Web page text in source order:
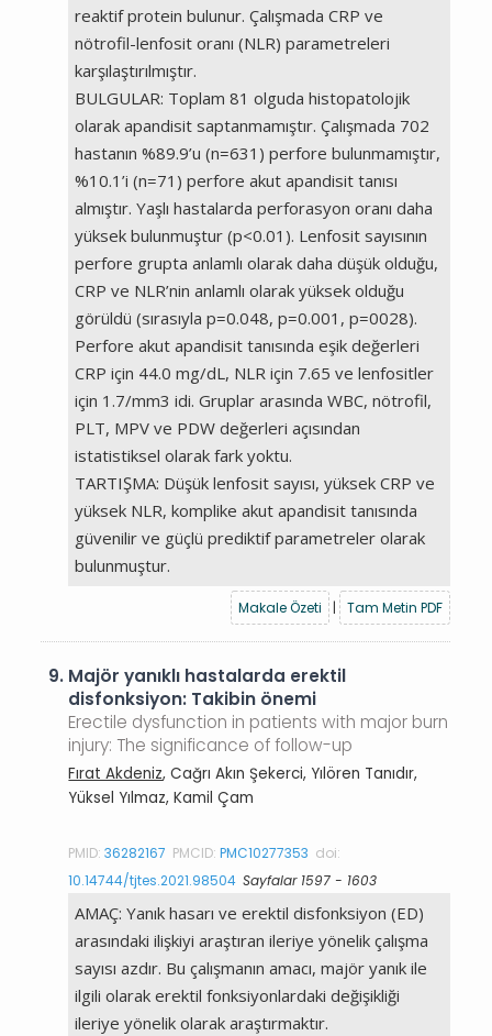
reaktif protein bulunur. Çalışmada CRP ve
nötrofil-lenfosit oranı (NLR) parametreleri
karşılaştırılmıştır.
BULGULAR: Toplam 81 olguda histopatolojik
olarak apandisit saptanmamıştır. Çalışmada 702
hastanın %89.9’u (n=631) perfore bulunmamıştır,
%10.1’i (n=71) perfore akut apandisit tanısı
almıştır. Yaşlı hastalarda perforasyon oranı daha
yüksek bulunmuştur (p<0.01). Lenfosit sayısının
perfore grupta anlamlı olarak daha düşük olduğu,
CRP ve NLR’nin anlamlı olarak yüksek olduğu
görüldü (sırasıyla p=0.048, p=0.001, p=0028).
Perfore akut apandisit tanısında eşik değerleri
CRP için 44.0 mg/dL, NLR için 7.65 ve lenfositler
için 1.7/mm3 idi. Gruplar arasında WBC, nötrofil,
PLT, MPV ve PDW değerleri açısından
istatistiksel olarak fark yoktu.
TARTIŞMA: Düşük lenfosit sayısı, yüksek CRP ve
yüksek NLR, komplike akut apandisit tanısında
güvenilir ve güçlü prediktif parametreler olarak
bulunmuştur.
Makale Özeti | Tam Metin PDF
9. Majör yanıklı hastalarda erektil
disfonksiyon: Takibin önemi
Erectile dysfunction in patients with major burn
injury: The significance of follow-up
Fırat Akdeniz, Cağrı Akın Şekerci, Yılören Tanıdır,
Yüksel Yılmaz, Kamil Çam
PMID:36282167 PMCID:PMC10277353 doi:
10.14744/tjtes.2021.98504 Sayfalar 1597 - 1603
AMAÇ: Yanık hasarı ve erektil disfonksiyon (ED)
arasındaki ilişkiyi araştıran ileriye yönelik çalışma
sayısı azdır. Bu çalışmanın amacı, majör yanık ile
ilgili olarak erektil fonksiyonlardaki değişikliği
ileriye yönelik olarak araştırmaktır.